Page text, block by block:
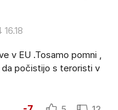
v EU .Tosamo pomni ,
počistijo s teroristi v